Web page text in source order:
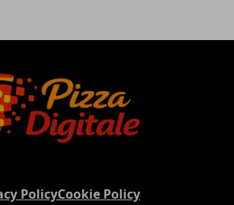
PolicyCookie Policy